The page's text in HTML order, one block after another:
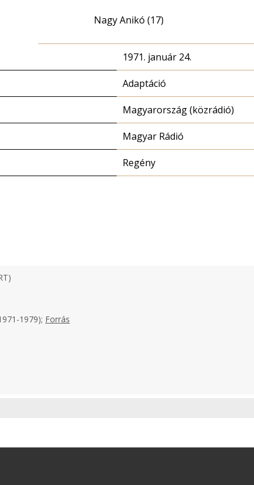
Nagy Anikó (17)
1971. január 24.
Adaptáció
Magyarország (közrádió)
Magyar Rádió
Regény
1979); Forrás